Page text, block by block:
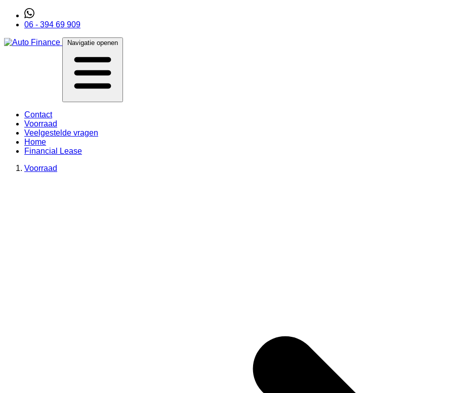
06 - 394 69 909
Navigatie openen
Contact
Voorraad
Veelgestelde vragen
Home
Financial Lease
Voorraad